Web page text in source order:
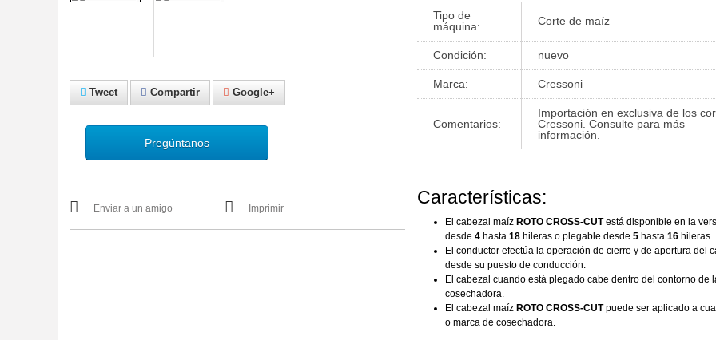
Tweet Compartir Google+
Pregúntanos
Enviar a un amigo Imprimir
Tipo de
máquina:
Corte de maíz
Condición: nuevo
Marca: Cressoni
Comentarios:
Importación en exclusiva de los
Cressoni. Consulte para más
información.
Características:
El cabezal maíz ROTO CROSS-CUTestá disponible en la
desde 4 hasta 18 hileras o plegable desde 5 hasta 16 hileras.
El conductor efectúa la operación de cierre y de apertura del
desde su puesto de conducción.
El cabezal cuando está plegado cabe dentro del contorno de
cosechadora.
El cabezal maíz ROTO CROSS-CUTpuede ser aplicado a
o marca de cosechadora.